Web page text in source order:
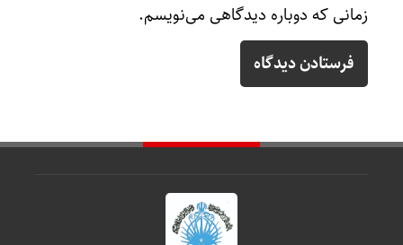
زمانی که دوباره دیدگاهی می‌نویسم.